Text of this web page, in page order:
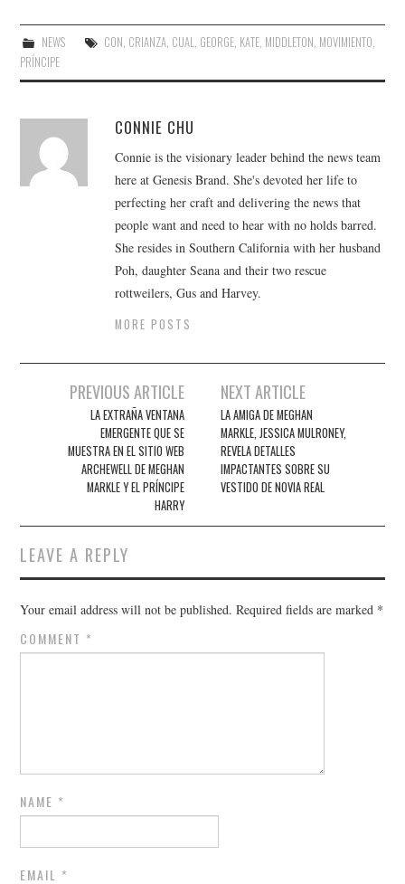
NEWS CON, CRIANZA, CUAL, GEORGE, KATE, MIDDLETON, MOVIMIENTO,
PRÍNCIPE
CONNIE CHU
Connie is the visionary leader behind the news team
here at Genesis Brand. She's devoted her life to
perfecting her craft and delivering the news that
people want and need to hear with no holds barred.
She resides in Southern California with her husband
Poh, daughter Seana and their two rescue
rottweilers, Gus and Harvey.
MORE POSTS
navigation
PREVIOUS ARTICLE
LA EXTRAÑA VENTANA
EMERGENTE QUE SE
MUESTRA EN EL SITIO WEB
ARCHEWELL DE MEGHAN
MARKLE Y EL PRÍNCIPE
HARRY
NEXT ARTICLE
LA AMIGA DE MEGHAN
MARKLE, JESSICA MULRONEY,
REVELA DETALLES
IMPACTANTES SOBRE SU
VESTIDO DE NOVIA REAL
LEAVE A REPLY
Your email address will not be published. Required fields are marked *
COMMENT *
NAME *
EMAIL *